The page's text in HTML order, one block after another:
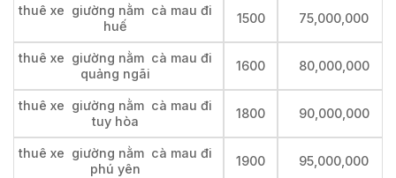
thuê xe giường nằm cà mau đi
huế
1500 75,000,000
thuê xe giường nằm cà mau đi
quảng ngãi
1600 80,000,000
thuê xe giường nằm cà mau đi
tuy hòa
1800 90,000,000
thuê xe giường nằm cà mau đi
phú yên
1900 95,000,000